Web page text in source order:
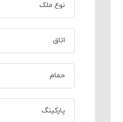
نوع ملک
اتاق
حمام
پارکینگ